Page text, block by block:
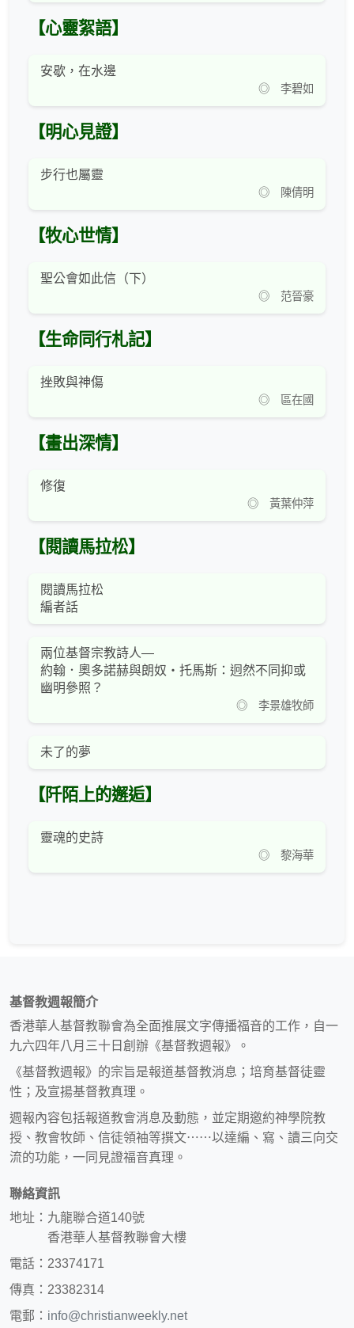
【心靈絮語】
安歇，在水邊
◎ 李碧如
【明心見證】
步行也屬靈
◎ 陳倩明
【牧心世情】
聖公會如此信（下）
◎ 范晉豪
【生命同行札記】
挫敗與神傷
◎ 區在國
【畫出深情】
修復
◎ 黃葉仲萍
【閱讀馬拉松】
閱讀馬拉松
編者話
兩位基督宗教詩人—
約翰．奧多諾赫與朗奴‧托馬斯：迥然不同抑或
幽明參照？
◎ 李景雄牧師
未了的夢
【阡陌上的邂逅】
靈魂的史詩
◎ 黎海華
基督教週報簡介
香港華人基督教聯會為全面推展文字傳播福音的工作，自一
九六四年八月三十日創辦《基督教週報》。
《基督教週報》的宗旨是報道基督教消息；培育基督徒靈
性；及宣揚基督教真理。
週報內容包括報道教會消息及動態，並定期邀約神學院教
授、教會牧師、信徒領袖等撰文⋯⋯以達編、寫、讀三向交
流的功能，一同見證福音真理。
聯絡資訊
地址：九龍聯合道140號
香港華人基督教聯會大樓
電話：23374171
傳真：23382314
電郵： info@christianweekly.net